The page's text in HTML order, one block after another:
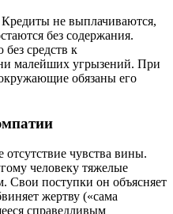
не выплачиваются,
без содержания.
средств к
малейших угрызений. При
обязаны его
чувства вины.
человеку тяжелые
Свои поступки он объясняет
жертву («сама
справедливым